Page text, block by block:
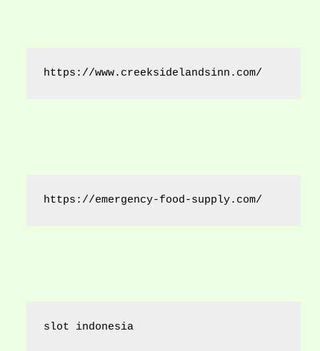
https://www.creeksidelandsinn.com/
https://emergency-food-supply.com/
slot indonesia